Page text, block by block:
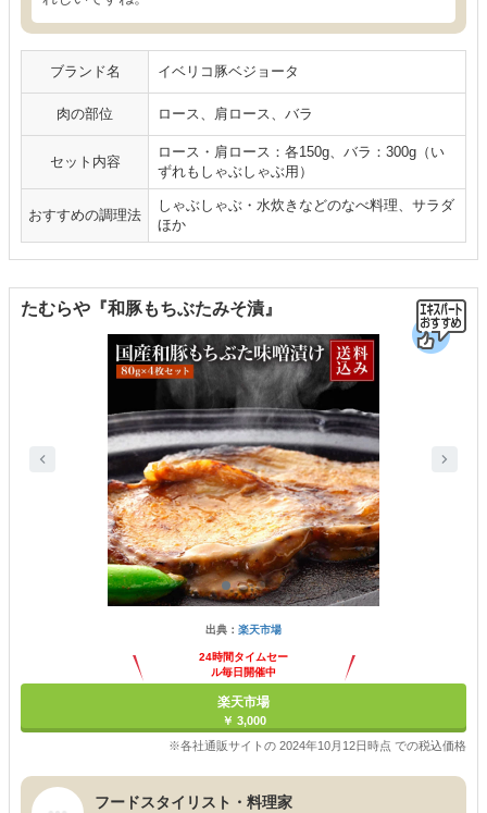
ブランド名 イベリコ豚ベジョータ
肉の部位 ロース、肩ロース、バラ
セット内容
ロース・肩ロース：各150g、バラ：300g（い
ずれもしゃぶしゃぶ用）
おすすめの調理法
しゃぶしゃぶ・水炊きなどのなべ料理、サラダ
ほか
たむらや『和豚もちぶたみそ漬』
出典： 楽天市場
24時間タイムセー
ル毎日開催中
楽天市場
￥ 3,000
※各社通販サイトの 2024年10月12日時点 での税込価格
フードスタイリスト・料理家